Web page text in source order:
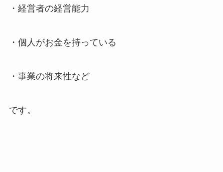
・経営者の経営能力
・個人がお金を持っている
・事業の将来性など
です。